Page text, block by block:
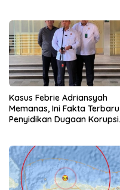
Kasus Febrie Adriansyah
Memanas, Ini Fakta Terbaru
Penyidikan Dugaan Korupsi